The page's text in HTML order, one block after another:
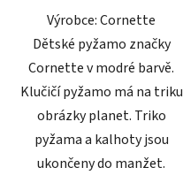
hvězdiček.
Výrobce: Cornette
Dětské pyžamo značky
Cornette v modré barvě.
Klučičí pyžamo má na triku
obrázky planet. Triko
pyžama a kalhoty jsou
ukončeny do manžet.